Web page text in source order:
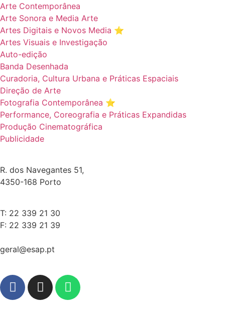
Arte Contemporânea
Arte Sonora e Media Arte
Artes Digitais e Novos Media ⭐️
Artes Visuais e Investigação
Auto-edição
Banda Desenhada
Curadoria, Cultura Urbana e Práticas Espaciais
Direção de Arte
Fotografia Contemporânea ⭐️
Performance, Coreografia e Práticas Expandidas
Produção Cinematográfica
Publicidade
R. dos Navegantes 51,
4350-168 Porto
T: 22 339 21 30
F: 22 339 21 39
geral@esap.pt